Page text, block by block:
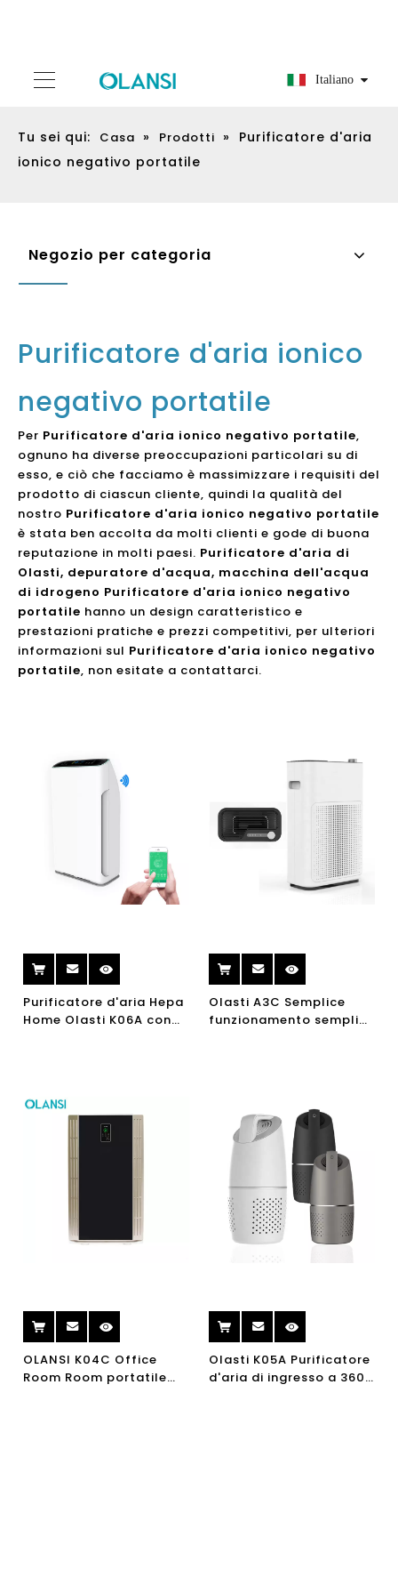
Italiano
Tu sei qui: Casa » Prodotti »
Purificatore d'aria
ionico negativo portatile
Negozio per categoria
Purificatore d'aria ionico
negativo portatile
Per Purificatore d'aria ionico negativo portatile,
ognuno ha diverse preoccupazioni particolari su di
esso, e ciò che facciamo è massimizzare i requisiti del
prodotto di ciascun cliente, quindi la qualità del
nostro Purificatore d'aria ionico negativo portatile
è stata ben accolta da molti clienti e gode di buona
reputazione in molti paesi. Purificatore d'aria di
Olasti, depuratore d'acqua, macchina dell'acqua
di idrogeno Purificatore d'aria ionico negativo
portatile hanno un design caratteristico e
prestazioni pratiche e prezzi competitivi, per ulteriori
informazioni sul Purificatore d'aria ionico negativo
portatile, non esitate a contattarci.
Purificatore d'aria Hepa
Home Olasti K06A con
Olasti A3C Semplice
funzionamento semplice
OLANSI K04C Office
Room Room portatile
Olasti K05A Purificatore
d'aria di ingresso a 360